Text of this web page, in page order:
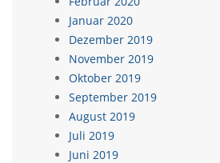
Januar 2020
Dezember 2019
November 2019
Oktober 2019
September 2019
August 2019
Juli 2019
Juni 2019